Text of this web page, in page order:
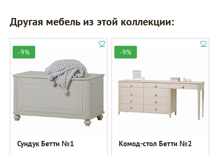
Другая мебель из этой коллекции:
-9%
Сундук Бетти №1
-9%
Комод-стол Бетти №2